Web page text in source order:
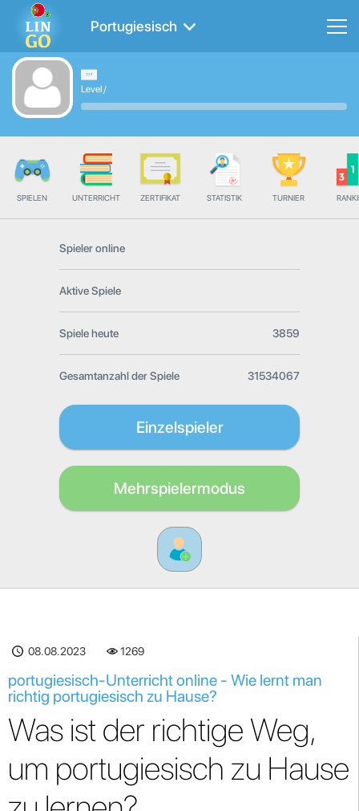
Portugiesisch
Level/
SPIELEN UNTERRICHT ZERTIFIKAT STATISTIK TURNIER
Spieler online
Aktive Spiele
Spiele heute 3859
Gesamtanzahl der Spiele 31534067
Einzelspieler
Mehrspielermodus
08.08.2023 1269
portugiesisch-Unterricht online - Wie lernt man
richtig portugiesisch zu Hause?
Was ist der richtige Weg,
um portugiesisch zu Hause